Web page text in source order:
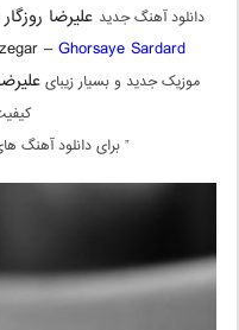
دانلود آهنگ جدید علیرضا روزگار
–Ghorsaye Sardard
موزیک جدید و بسیار زیبای
” برای دانلود آهنگ